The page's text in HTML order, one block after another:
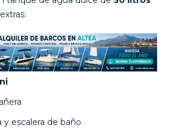
y escalera de baño